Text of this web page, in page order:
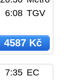
6:08 TGV
4587 Kč
7:35 EC